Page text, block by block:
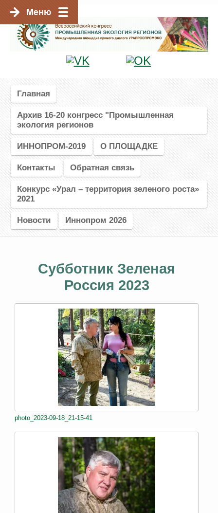
Главная
Архив 16-20 конгресс "Промышленная
экология регионов
ИННОПРОМ-2019 О ПЛОЩАДКЕ
Контакты Обратная связь
Конкурс «Урал – территория зеленого роста»
2021
Новости Иннопром 2026
Субботник Зеленая
Россия 2023
photo_2023-09-18_21-15-41